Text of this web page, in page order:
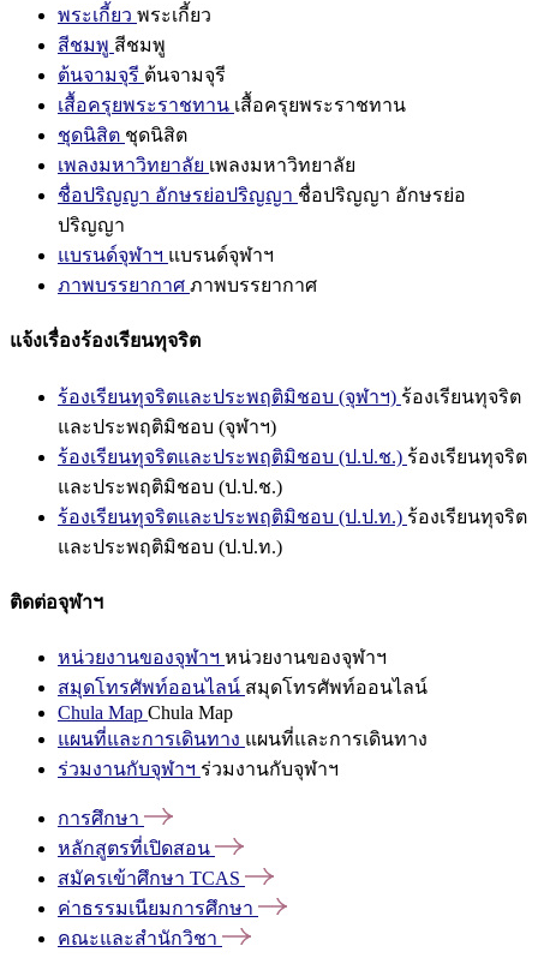
พระเกี้ยว พระเกี้ยว
สีชมพู สีชมพู
ต้นจามจุรี ต้นจามจุรี
เสื้อครุยพระราชทาน เสื้อครุยพระราชทาน
ชุดนิสิต ชุดนิสิต
เพลงมหาวิทยาลัย เพลงมหาวิทยาลัย
ชื่อปริญญา อักษรย่อปริญญา ชื่อปริญญา อักษรย่อ
ปริญญา
แบรนด์จุฬาฯ แบรนด์จุฬาฯ
ภาพบรรยากาศ ภาพบรรยากาศ
แจ้งเรื่องร้องเรียนทุจริต
ร้องเรียนทุจริตและประพฤติมิชอบ (จุฬาฯ) ร้องเรียนทุจริต
และประพฤติมิชอบ (จุฬาฯ)
ร้องเรียนทุจริตและประพฤติมิชอบ (ป.ป.ช.) ร้องเรียนทุจริต
และประพฤติมิชอบ (ป.ป.ช.)
ร้องเรียนทุจริตและประพฤติมิชอบ (ป.ป.ท.) ร้องเรียนทุจริต
และประพฤติมิชอบ (ป.ป.ท.)
ติดต่อจุฬาฯ
หน่วยงานของจุฬาฯ หน่วยงานของจุฬาฯ
สมุดโทรศัพท์ออนไลน์ สมุดโทรศัพท์ออนไลน์
Chula Map Chula Map
แผนที่และการเดินทาง แผนที่และการเดินทาง
ร่วมงานกับจุฬาฯ ร่วมงานกับจุฬาฯ
การศึกษา
หลักสูตรที่เปิดสอน
สมัครเข้าศึกษา TCAS
ค่าธรรมเนียมการศึกษา
คณะและสำนักวิชา